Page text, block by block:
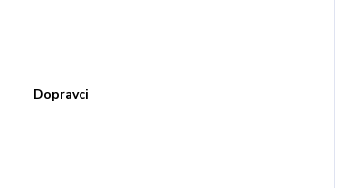
Dopravci